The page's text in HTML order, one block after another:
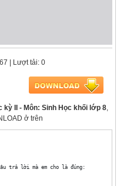
| Lượt tải: 0
kỳ II - Môn: Sinh Học khối lớp 8,
ở trên
trả lời mà em cho là đúng: